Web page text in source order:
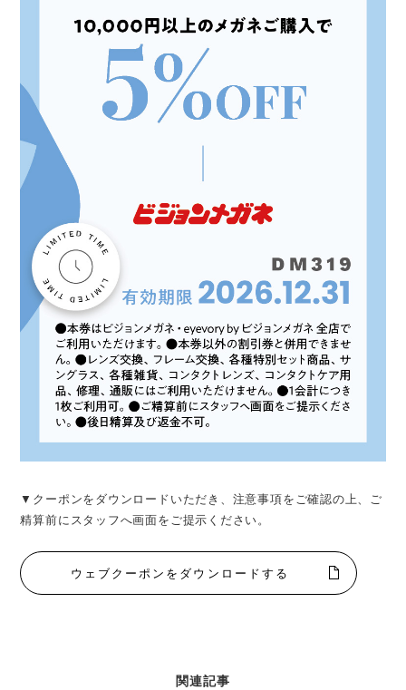
▼クーポンをダウンロードいただき、注意事項をご確認の上、ご
精算前にスタッフへ画面をご提示ください。
ウェブクーポンをダウンロードする
関連記事